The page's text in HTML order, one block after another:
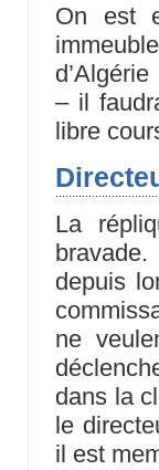
On est
– il
libre
La
depuis
ne
dans la
le
il est